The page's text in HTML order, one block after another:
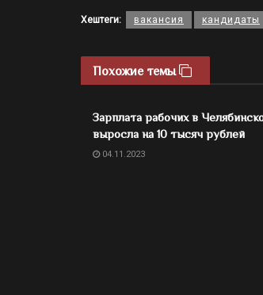
Хештеги: вакансия кандидаты
Похожие темы
Зарплата рабочих в
выросла на 10 тысяч рублей
04.11.2023